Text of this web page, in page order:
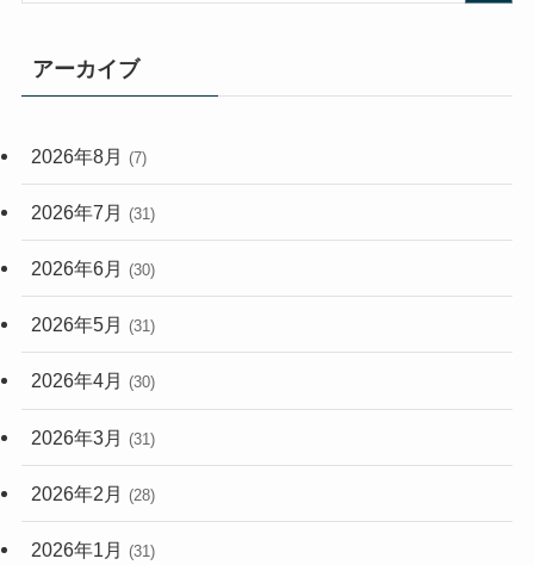
(33)
(248)
アーカイブ
2026年8月 (7)
2026年7月 (31)
2026年6月 (30)
2026年5月 (31)
2026年4月 (30)
2026年3月 (31)
2026年2月 (28)
2026年1月 (31)